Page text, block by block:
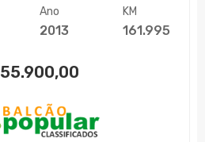
Ano
2013
KM
161.995
55.900,00